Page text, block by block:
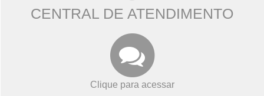
CENTRAL DE ATENDIMENTO
Clique para acessar